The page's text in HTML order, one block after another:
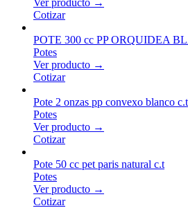
Cotizar
POTE 300 cc PP ORQUIDEA
Potes
Ver producto →
Cotizar
Pote 2 onzas pp convexo blanco c.t
Potes
Ver producto →
Cotizar
Pote 50 cc pet paris natural c.t
Potes
Ver producto →
Cotizar